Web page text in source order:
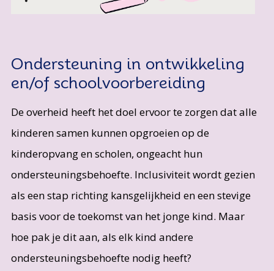
Ondersteuning in ontwikkeling
en/of schoolvoorbereiding
De overheid heeft het doel ervoor te zorgen dat alle
kinderen samen kunnen opgroeien op de
kinderopvang en scholen, ongeacht hun
ondersteuningsbehoefte. Inclusiviteit wordt gezien
als een stap richting kansgelijkheid en een stevige
basis voor de toekomst van het jonge kind. Maar
hoe pak je dit aan, als elk kind andere
ondersteuningsbehoefte nodig heeft?